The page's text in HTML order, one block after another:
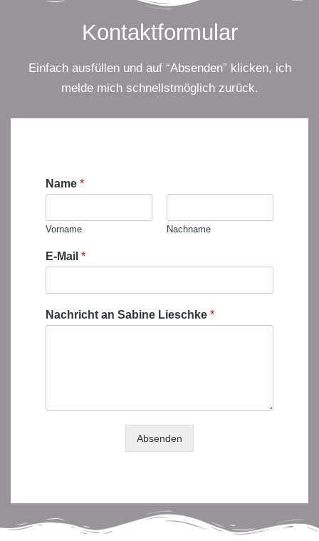
Kontaktformular
Einfach ausfüllen und auf “Absenden” klicken, ich
melde mich schnellstmöglich zurück.
Name *
Vorname Nachname
E-Mail *
Nachricht an Sabine Lieschke *
Absenden